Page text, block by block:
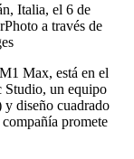
Italia, el 6 de
a través de
Max, está en el
Studio, un equipo
diseño cuadrado
promete